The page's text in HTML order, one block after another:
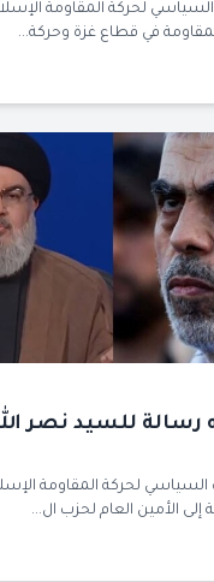
لحركة المقاومة
في قطاع غزة وحركة...
رسالة للسيد نصر
لحركة المقاومة
إلى الأمين العام لحزب ال...